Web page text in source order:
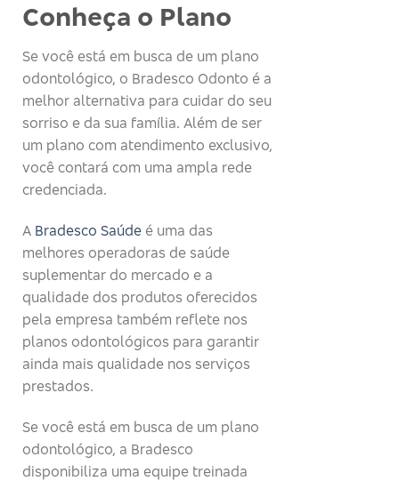
Conheça o Plano
Se você está em busca de um plano
odontológico, o Bradesco Odonto é a
melhor alternativa para cuidar do seu
sorriso e da sua família. Além de ser
um plano com atendimento exclusivo,
você contará com uma ampla rede
credenciada.
A Bradesco Saúde é uma das
melhores operadoras de saúde
suplementar do mercado e a
qualidade dos produtos oferecidos
pela empresa também reflete nos
planos odontológicos para garantir
ainda mais qualidade nos serviços
prestados.
Se você está em busca de um plano
odontológico, a Bradesco
disponibiliza uma equipe treinada